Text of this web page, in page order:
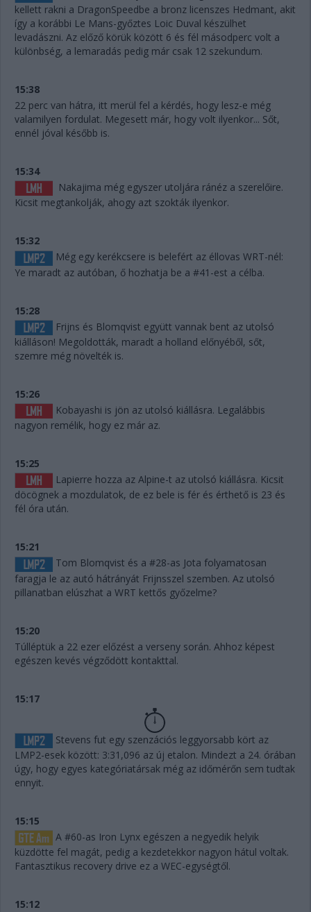
kellett rakni a DragonSpeedbe a bronz licenszes Hedmant, akit
így a korábbi Le Mans-győztes Loic Duval készülhet
levadászni. Az előző körük között 6 és fél másodperc volt a
különbség, a lemaradás pedig már csak 12 szekundum.
15:38
22 perc van hátra, itt merül fel a kérdés, hogy lesz-e még
valamilyen fordulat. Megesett már, hogy volt ilyenkor... Sőt,
ennél jóval később is.
15:34
Nakajima még egyszer utoljára ránéz a szerelőire.
Kicsit megtankolják, ahogy azt szokták ilyenkor.
15:32
Még egy kerékcsere is belefért az éllovas WRT-nél:
Ye maradt az autóban, ő hozhatja be a #41-est a célba.
15:28
Frijns és Blomqvist együtt vannak bent az utolsó
kiálláson! Megoldották, maradt a holland előnyéből, sőt,
szemre még növelték is.
15:26
Kobayashi is jön az utolsó kiállásra. Legalábbis
nagyon remélik, hogy ez már az.
15:25
Lapierre hozza az Alpine-t az utolsó kiállásra. Kicsit
döcögnek a mozdulatok, de ez bele is fér és érthető is 23 és
fél óra után.
15:21
Tom Blomqvist és a #28-as Jota folyamatosan
faragja le az autó hátrányát Frijnsszel szemben. Az utolsó
pillanatban elúszhat a WRT kettős győzelme?
15:20
Túlléptük a 22 ezer előzést a verseny során. Ahhoz képest
egészen kevés végződött kontakttal.
15:17
Stevens fut egy szenzációs leggyorsabb kört az
LMP2-esek között: 3:31,096 az új etalon. Mindezt a 24. órában
úgy, hogy egyes kategóriatársak még az időmérőn sem tudtak
ennyit.
15:15
A #60-as Iron Lynx egészen a negyedik helyik
küzdötte fel magát, pedig a kezdetekkor nagyon hátul voltak.
Fantasztikus recovery drive ez a WEC-egységtől.
15:12